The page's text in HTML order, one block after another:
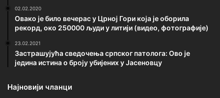
02.02.2020
Овако је било вечерас у Црној Гори која је оборила
рекорд, око 250000 људи у литији (видео, фотографије)
23.02.2021
Застрашујућа сведочења српског патолога: Ово је
једина истина о броју убијених у Јасеновцу
Најновији чланци